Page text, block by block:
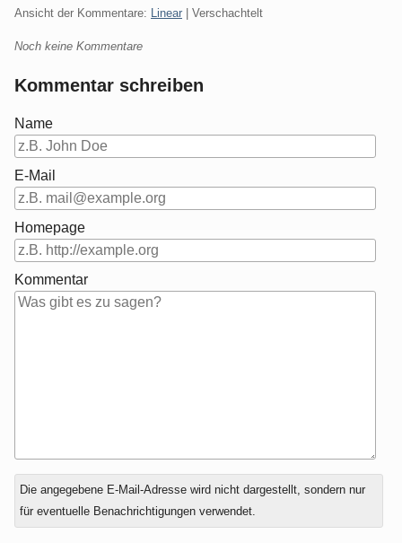
Ansicht der Kommentare: Linear | Verschachtelt
Noch keine Kommentare
Kommentar schreiben
Name
E-Mail
Homepage
Kommentar
Antwort
zu
Die angegebene E-Mail-Adresse wird nicht dargestellt, sondern nur
für eventuelle Benachrichtigungen verwendet.